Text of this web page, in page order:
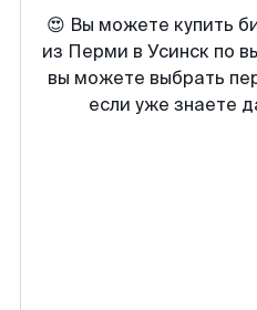
😍 Вы можете купить
из Перми в Усинск по
вы можете выбрать
если уже знаете